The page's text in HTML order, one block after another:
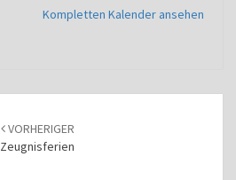
Kompletten Kalender ansehen
VORHERIGER
Zeugnisferien